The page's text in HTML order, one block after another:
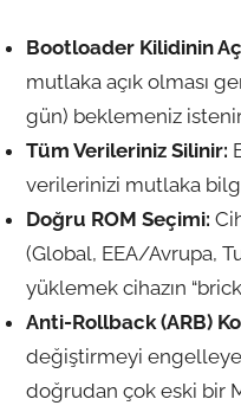
Bootloader Kilidinin
mutlaka açık olması
gün) beklemeniz
Tüm Verileriniz Silinir:
verilerinizi mutlaka
Doğru ROM Seçimi:
(Global, EEA/Avrupa,
yüklemek cihazın
Anti-Rollback (ARB)
değiştirmeyi
doğrudan çok eski bir